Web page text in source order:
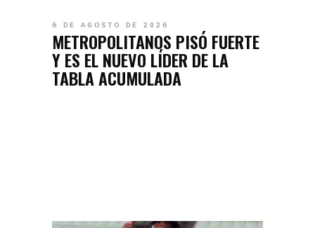
6 DE AGOSTO DE 2026
METROPOLITANOS PISÓ FUERTE
Y ES EL NUEVO LÍDER DE LA
TABLA ACUMULADA